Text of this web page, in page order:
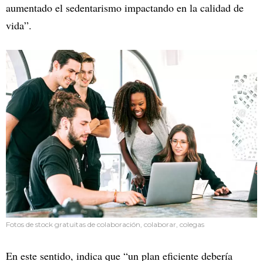
aumentado el sedentarismo impactando en la calidad de
vida”.
Fotos de stock gratuitas de colaboración, colaborar, colegas
En este sentido, indica que “un plan eficiente debería